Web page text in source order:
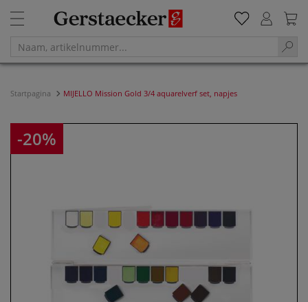
Startpagina MIJELLO Mission Gold 3/4 aquarelverf set, napjes
-20%